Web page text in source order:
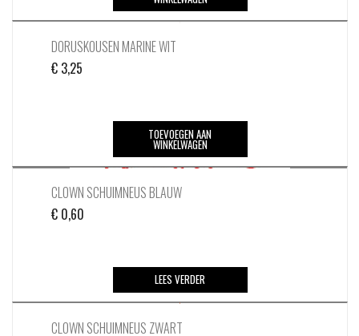
DORUSKOUSEN MARINE WIT
€ 3,25
TOEVOEGEN AAN
WINKELWAGEN
CLOWN SCHUIMNEUS BLAUW
€ 0,60
LEES VERDER
CLOWN SCHUIMNEUS ZWART